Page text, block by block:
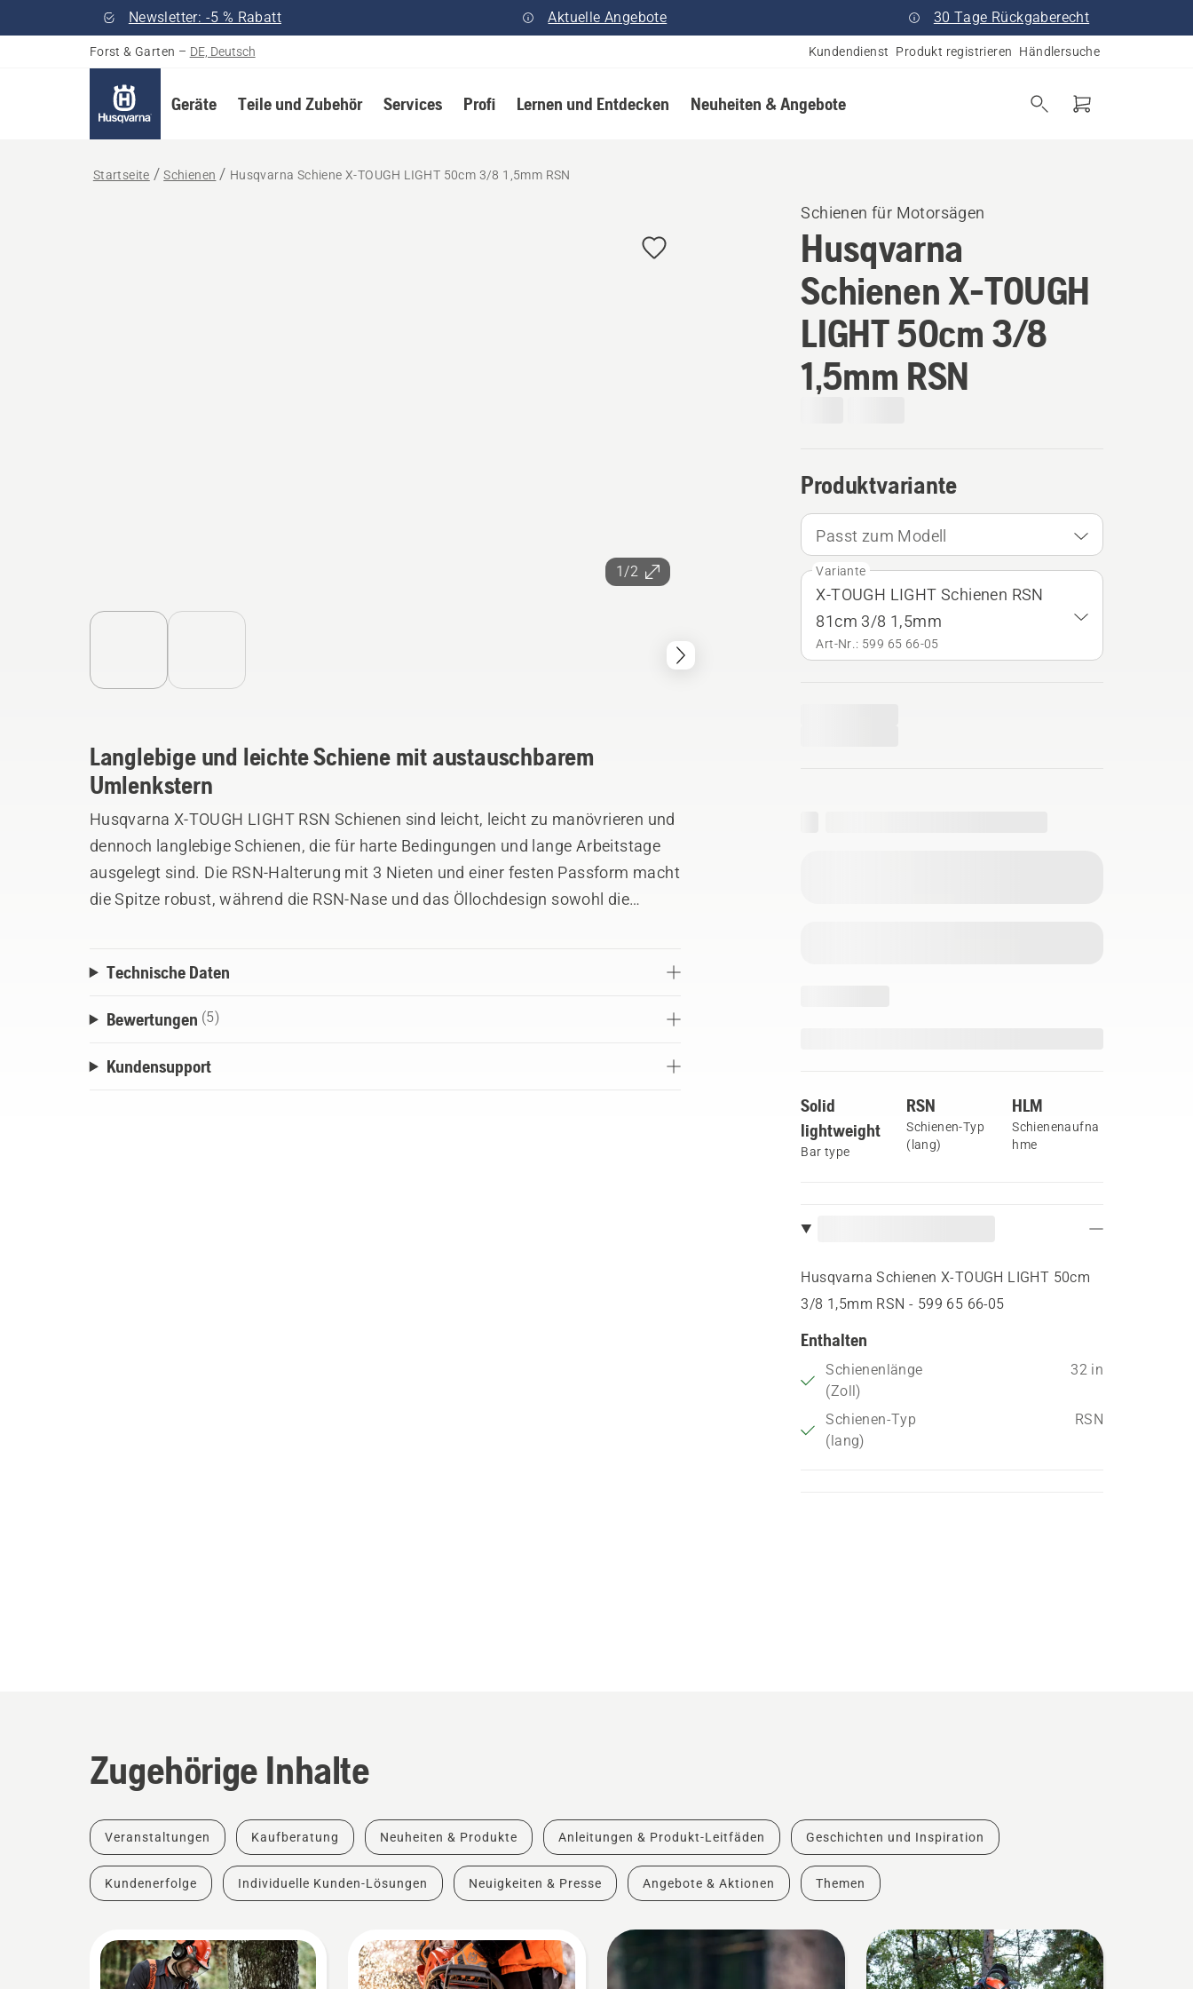
Newsletter: -5 % Rabatt Aktuelle Angebote 30 Tage Rückgaberecht
Forst & Garten – DE, Deutsch Kundendienst Produkt registrieren Händlersuche
Geräte Teile und Zubehör Services Profi Lernen und Entdecken Neuheiten & Angebote
Startseite Schienen Husqvarna Schiene X-TOUGH LIGHT 50cm 3/8 1,5mm RSN
1/2
Schienen für Motorsägen
Husqvarna
Schienen X-TOUGH
LIGHT 50cm 3/8
1,5mm RSN
Produktvariante
Passt zum Modell
Variante
X-TOUGH LIGHT Schienen RSN
81cm 3/8 1,5mm
Art-Nr.: 599 65 66‑05
Solid
lightweight
Bar type
RSN
Schienen-Typ
(lang)
HLM
Schienenaufna
hme
Husqvarna Schienen X-TOUGH LIGHT 50cm
3/8 1,5mm RSN - 599 65 66‑05
Enthalten
Schienenlänge
(Zoll)
32 in
Schienen-Typ
(lang)
RSN
Langlebige und leichte Schiene mit austauschbarem
Umlenkstern
Husqvarna X-TOUGH LIGHT RSN Schienen sind leicht, leicht zu manövrieren und
dennoch langlebige Schienen, die für harte Bedingungen und lange Arbeitstage
ausgelegt sind. Die RSN-Halterung mit 3 Nieten und einer festen Passform macht
die Spitze robust, während die RSN-Nase und das Öllochdesign sowohl die
ist als Ersatzteil erhältlich. Erhältlich in 3 /8" (20–36")..
Technische Daten
Bewertungen (5)
Kundensupport
Zugehörige Inhalte
Veranstaltungen Kaufberatung Neuheiten & Produkte Anleitungen & Produkt-Leitfäden Geschichten und Inspiration
Kundenerfolge Individuelle Kunden-Lösungen Neuigkeiten & Presse Angebote & Aktionen Themen